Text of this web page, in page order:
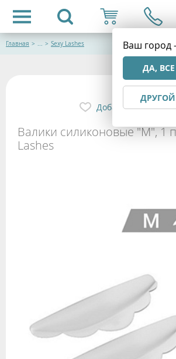
Ваш город
ДА,
Главная > ... > Sexy Lashes
Валики силиконовые "М", 1
Lashes
Добавить в